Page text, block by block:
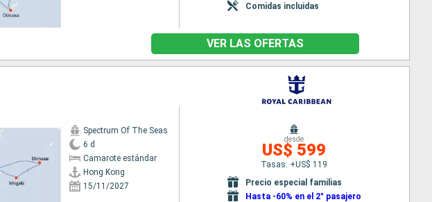
Comidas incluidas
VER LAS OFERTAS
Spectrum Of The Seas
6 d
Camarote estándar
Hong Kong
15/11/2027
desde
US$ 599
Tasas: +US$ 119
Precio especial familias
Hasta -60% en el 2° pasajero